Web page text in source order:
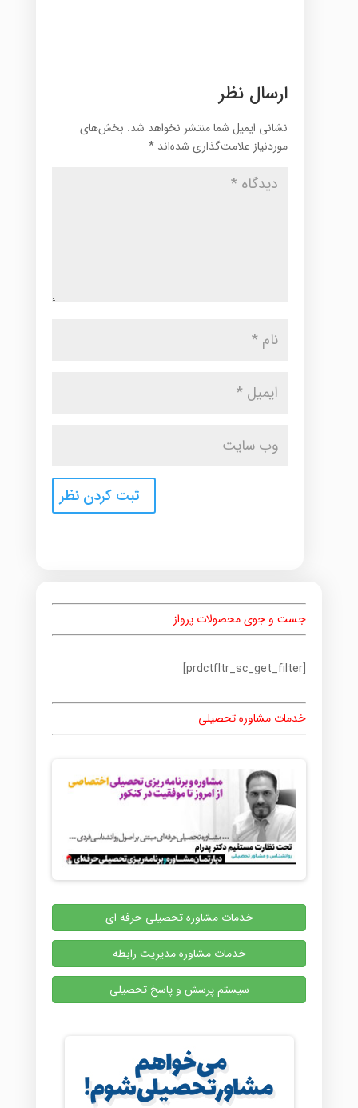
ارسال نظر
نشانی ایمیل شما منتشر نخواهد شد. بخش‌های
موردنیاز علامت‌گذاری شده‌اند *
جست و جوی محصولات پرواز
[prdctfltr_sc_get_filter]
خدمات مشاوره تحصیلی
خدمات مشاوره تحصیلی حرفه ای
خدمات مشاوره مدیریت رابطه
سیستم پرسش و پاسخ تحصیلی